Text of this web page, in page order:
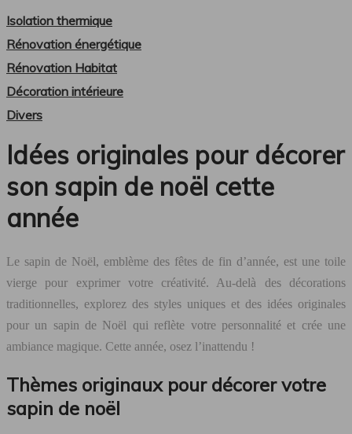
Isolation thermique
Rénovation énergétique
Rénovation Habitat
Décoration intérieure
Divers
Idées originales pour décorer
son sapin de noël cette
année
Le sapin de Noël, emblème des fêtes de fin d’année, est une toile
vierge pour exprimer votre créativité. Au-delà des décorations
traditionnelles, explorez des styles uniques et des idées originales
pour un sapin de Noël qui reflète votre personnalité et crée une
ambiance magique. Cette année, osez l’inattendu !
Thèmes originaux pour décorer votre
sapin de noël